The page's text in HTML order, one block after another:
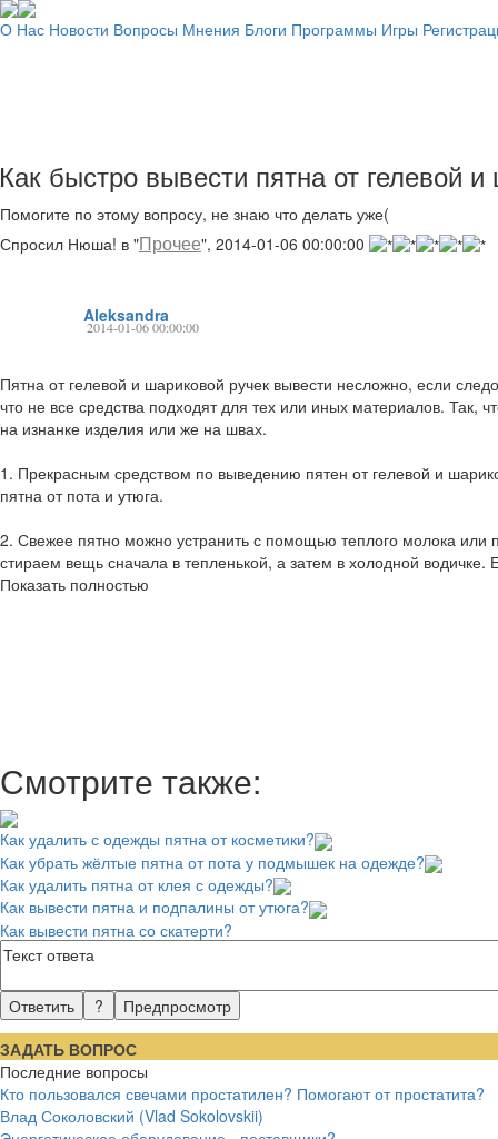
О Нас Новости Вопросы Мнения Блоги Программы Игры
Как быстро вывести пятна от гелевой
Помогите по этому вопросу, не знаю что делать уже(
Спросил Нюша! в "Прочее", 2014-01-06 00:00:00
Aleksandra
2014-01-06 00:00:00
Пятна от гелевой и шариковой ручек вывести несложно, если
что не все средства подходят для тех или иных материалов. Так,
на изнанке изделия или же на швах.
1. Прекрасным средством по выведению пятен от гелевой и
пятна от пота и утюга.
2. Свежее пятно можно устранить с помощью теплого молока или
стираем вещь сначала в тепленькой, а затем в холодной водичке.
Показать полностью
Смотрите также:
Как удалить с одежды пятна от косметики?
Как убрать жёлтые пятна от пота у подмышек на одежде?
Как удалить пятна от клея с одежды?
Как вывести пятна и подпалины от утюга?
Как вывести пятна со скатерти?
ЗАДАТЬ ВОПРОС
Последние вопросы
Кто пользовался свечами простатилен? Помогают от простатита?
Влад Соколовский (Vlad Sokolovskii)